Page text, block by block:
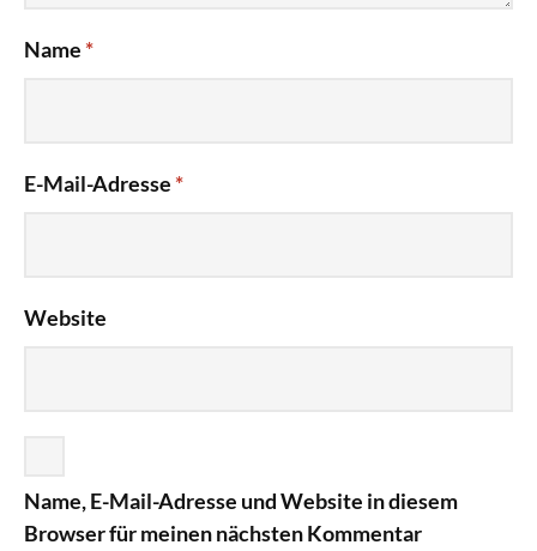
Name *
E-Mail-Adresse *
Website
Name, E-Mail-Adresse und Website in diesem
Browser für meinen nächsten Kommentar